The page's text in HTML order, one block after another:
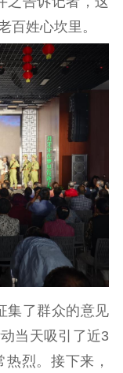
文明培育
全民国防教育
出版监管
市场
百姓心坎里。
了群众的意见
当天吸引了近3
烈。接下来，